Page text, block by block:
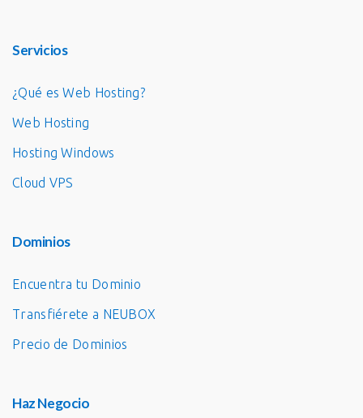
Servicios
¿Qué es Web Hosting?
Web Hosting
Hosting Windows
Cloud VPS
Dominios
Encuentra tu Dominio
Transfiérete a NEUBOX
Precio de Dominios
Haz Negocio